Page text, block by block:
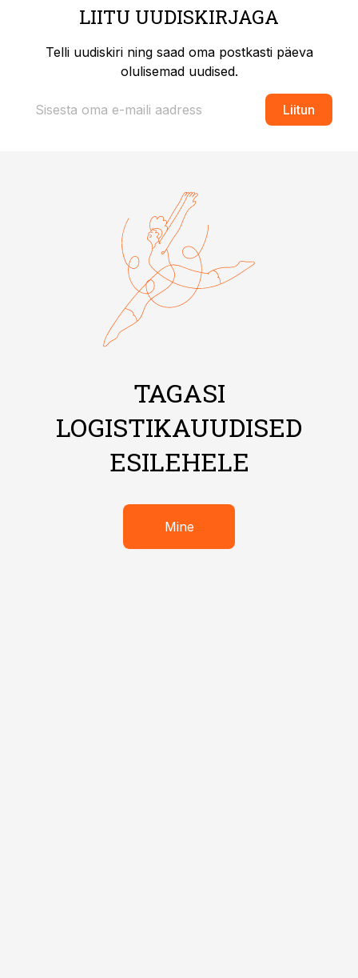
LIITU UUDISKIRJAGA
Telli uudiskiri ning saad oma postkasti päeva
olulisemad uudised.
Liitun
TAGASI
LOGISTIKAUUDISED
ESILEHELE
Mine